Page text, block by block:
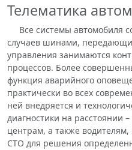
Телематика
Все системы автомобиля
случаев шинами,
управления занимаются
процессов. Более
функция аварийного
практически во всех
ней внедряется и
диагностики на расстоянии
центрам, а также водителям,
СТО для решения